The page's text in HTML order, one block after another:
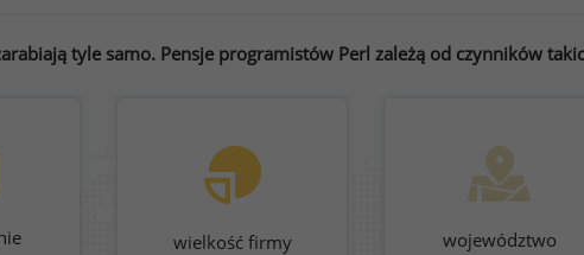
tyle samo. Pensje programistów Perl zależą od czynników
wielkość firmy województwo